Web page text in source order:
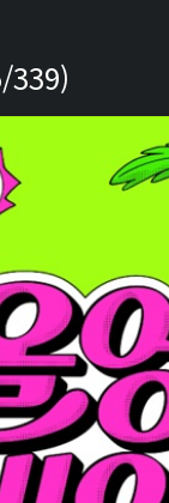
339)